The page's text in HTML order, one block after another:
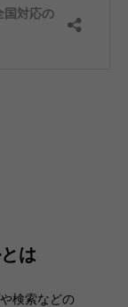
は
検索などの